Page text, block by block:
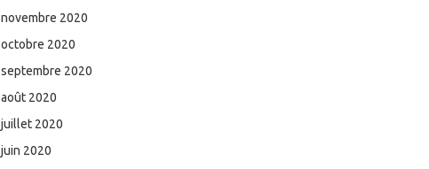
novembre 2020
octobre 2020
septembre 2020
août 2020
juillet 2020
juin 2020